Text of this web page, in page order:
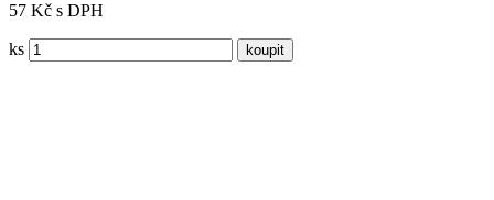
57 Kč s DPH
ks